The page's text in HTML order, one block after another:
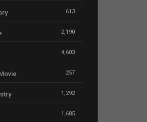
613
2,190
4,603
257
1,292
1,685